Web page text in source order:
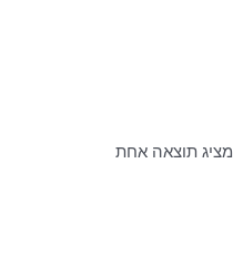
מציג תוצאה אחת